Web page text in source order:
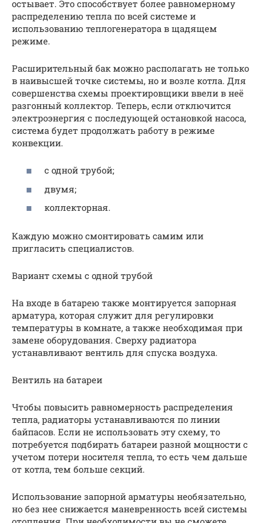
остывает. Это способствует более равномерному
распределению тепла по всей системе и
использованию теплогенератора в щадящем
режиме.
Расширительный бак можно располагать не только
в наивысшей точке системы, но и возле котла. Для
совершенства схемы проектировщики ввели в неё
разгонный коллектор. Теперь, если отключится
электроэнергия с последующей остановкой насоса,
система будет продолжать работу в режиме
конвекции.
с одной трубой;
двумя;
коллекторная.
Каждую можно смонтировать самим или
пригласить специалистов.
Вариант схемы с одной трубой
На входе в батарею также монтируется запорная
арматура, которая служит для регулировки
температуры в комнате, а также необходимая при
замене оборудования. Сверху радиатора
устанавливают вентиль для спуска воздуха.
Вентиль на батареи
Чтобы повысить равномерность распределения
тепла, радиаторы устанавливаются по линии
байпасов. Если не использовать эту схему, то
потребуется подбирать батареи разной мощности с
учетом потери носителя тепла, то есть чем дальше
от котла, тем больше секций.
Использование запорной арматуры необязательно,
но без нее снижается маневренность всей системы